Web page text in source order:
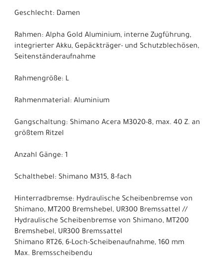
Geschlecht: Damen
Rahmen: Alpha Gold Aluminium, interne Zugführung,
integrierter Akku, Gepäckträger- und Schutzblechösen,
Seitenständeraufnahme
Rahmengröße: L
Rahmenmaterial: Aluminium
Gangschaltung: Shimano Acera M3020-8, max. 40 Z. an
größtem Ritzel
Anzahl Gänge: 1
Schalthebel: Shimano M315, 8-fach
Hinterradbremse: Hydraulische Scheibenbremse von
Shimano, MT200 Bremshebel, UR300 Bremssattel //
Hydraulische Scheibenbremse von Shimano, MT200
Bremshebel, UR300 Bremssattel
Shimano RT26, 6-Loch-Scheibenaufnahme, 160 mm
Max. Bremsscheibendu